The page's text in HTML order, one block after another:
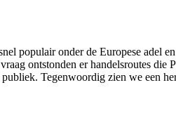
populair onder de Europese adel
ontstonden er handelsroutes die
Tegenwoordig zien we een